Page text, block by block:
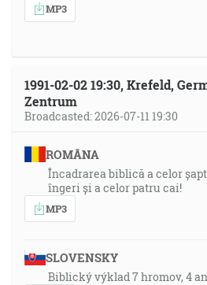
MP3
1991-02-02 19:30, Krefeld,
Zentrum
Broadcasted: 2026-07-11 19:30
ROMÂNA
Încadrarea biblică a celor
îngeri și a celor patru cai!
MP3
SLOVENSKY
Biblický výklad 7 hromov, 4